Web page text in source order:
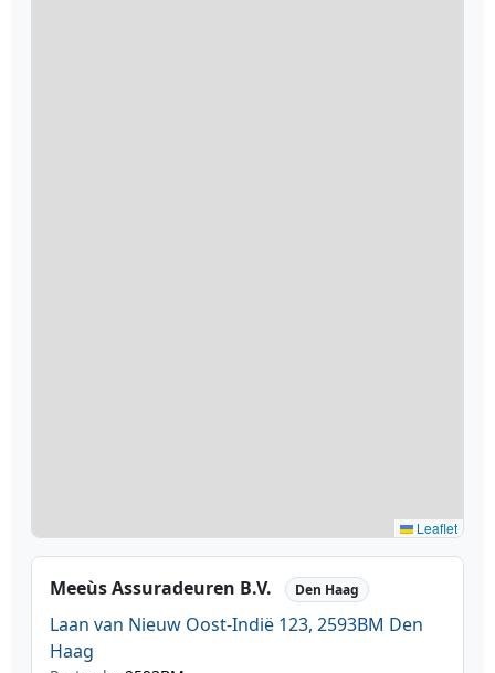
Leaflet
Meeùs Assuradeuren B.V. Den Haag
Laan van Nieuw Oost-Indië 123, 2593BM Den
Haag